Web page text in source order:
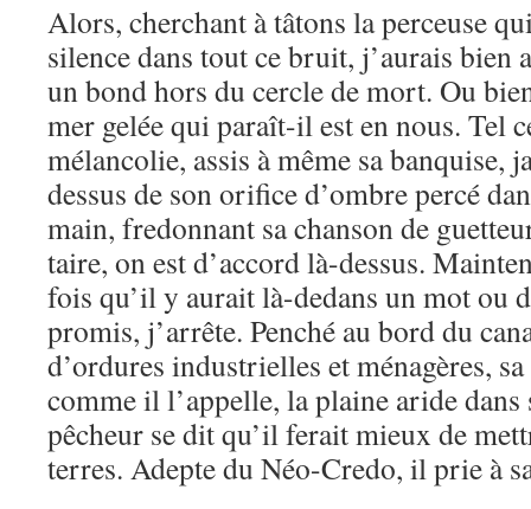
Alors, cherchant à tâtons la perceuse
silence dans tout ce bruit, j’aurais bien
un bond hors du cercle de mort. Ou
mer gelée qui paraît-il est en nous. Tel
mélancolie, assis à même sa banquise,
dessus de son orifice d’ombre percé
main, fredonnant sa chanson de
taire, on est d’accord là-dessus.
fois qu’il y aurait là-dedans un mot ou
promis, j’arrête. Penché au bord du
d’ordures industrielles et ménagères,
comme il l’appelle, la plaine aride dans
pêcheur se dit qu’il ferait mieux de
terres. Adepte du Néo-Credo, il prie à